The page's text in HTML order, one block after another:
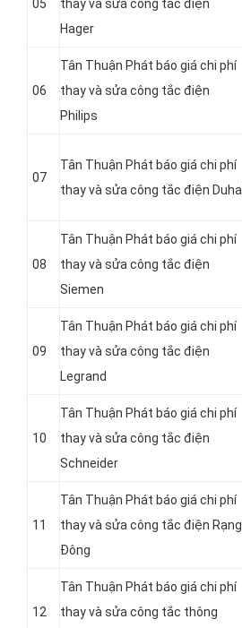
05
thay và sửa công tắc điện
Hager
06
Tân Thuận Phát báo giá chi phí
thay và sửa công tắc điện
Philips
07
Tân Thuận Phát báo giá chi phí
thay và sửa công tắc điện Duhal
08
Tân Thuận Phát báo giá chi phí
thay và sửa công tắc điện
Siemen
09
Tân Thuận Phát báo giá chi phí
thay và sửa công tắc điện
Legrand
10
Tân Thuận Phát báo giá chi phí
thay và sửa công tắc điện
Schneider
11
Tân Thuận Phát báo giá chi phí
thay và sửa công tắc điện Rạng
Đông
12
Tân Thuận Phát báo giá chi phí
thay và sửa công tắc thông